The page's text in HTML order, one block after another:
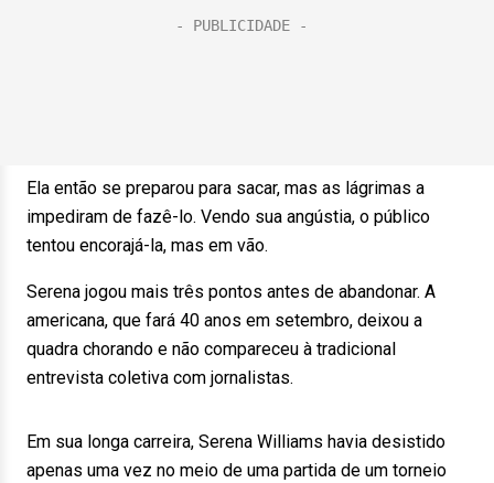
Ela então se preparou para sacar, mas as lágrimas a
impediram de fazê-lo. Vendo sua angústia, o público
tentou encorajá-la, mas em vão.
Serena jogou mais três pontos antes de abandonar. A
americana, que fará 40 anos em setembro, deixou a
quadra chorando e não compareceu à tradicional
entrevista coletiva com jornalistas.
Em sua longa carreira, Serena Williams havia desistido
apenas uma vez no meio de uma partida de um torneio